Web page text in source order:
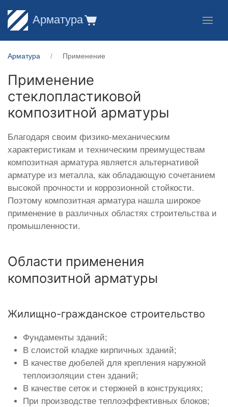
Арматура
Арматура Применение
Применение
стеклопластиковой
композитной арматуры
Благодаря своим физико-механическим
характеристикам и техническим преимуществам
композитная арматура является альтернативой
арматуре из металла, как обладающую сочетанием
высокой прочности и коррозионной стойкости.
Поэтому композитная арматура нашла широкое
применение в различных областях строительства и
промышленности.
Области применения
композитной арматуры
Жилищно-гражданское строительство
Фундаменты зданий;
В слоистой кладке кирпичных зданий;
В качестве дюбелей для крепления наружной
теплоизоляции стен зданий;
В качестве сеток и стержней в конструкциях;
При производстве теплоэффективных блоков;